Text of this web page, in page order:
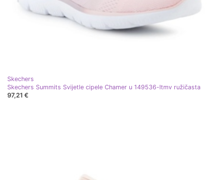
Skechers
Skechers Summits Svijetle cipele Chamer u 149536-ltmv ružičasta
97,21 €